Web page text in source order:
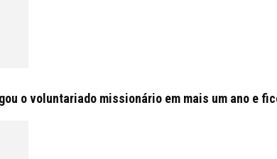
o voluntariado missionário em mais um ano e